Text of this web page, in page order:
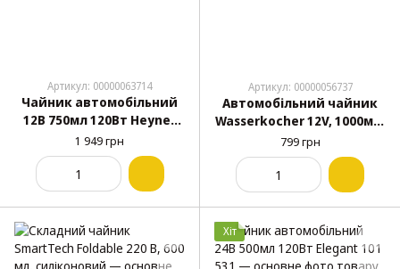
Артикул: 00000063714
Чайник автомобільний
12В 750мл 120Вт Heyner
543 120
1 949 грн
Артикул: 00000056737
Автомобільний чайник
Wasserkocher 12V, 1000мл,
150Вт
799 грн
Хіт